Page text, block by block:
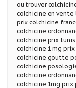
ou trouver
colchicine en vente
prix colchicine
colchicine
colchicine prix
colchicine 1 mg
colchicine goutte
colchicine
colchicine
colchicine 1mg prix